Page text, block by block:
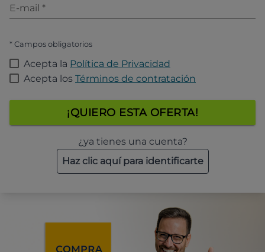
E-mail *
* Campos obligatorios
Acepta la Política de Privacidad
Acepta los Términos de contratación
¡QUIERO ESTA OFERTA!
¿ya tienes una cuenta?
Haz clic aquí para identificarte